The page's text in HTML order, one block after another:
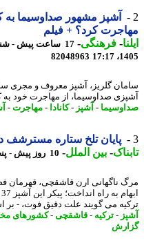
آشپز مشهور صداوسیما به
کرد؟ + فیلم
-فرهنگی-
82048963
گلریز، آشپز معروف و مجری سابق
صداوسیما، از مهاجرت خود به
-آشپز -کانادا-مهاجرت-
پایان تلخ ستاره مسترشف دنیا!
-بین الملل-10 روز پیش - پنجشنبه 8 مرداد 1405، 13:40
ابهام به
می گویند علت دقیق فوت، - بر
-ترکیه-قاشقچی-کشورهای مختلف